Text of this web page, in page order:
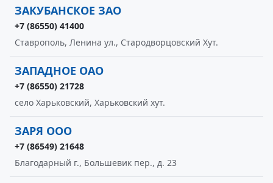
ЗАКУБАНСКОЕ ЗАО
+7 (86550) 41400
Ставрополь, Ленина ул., Стародворцовский Хут.
ЗАПАДНОЕ ОАО
+7 (86550) 21728
село Харьковский, Харьковский хут.
ЗАРЯ ООО
+7 (86549) 21648
Благодарный г., Большевик пер., д. 23